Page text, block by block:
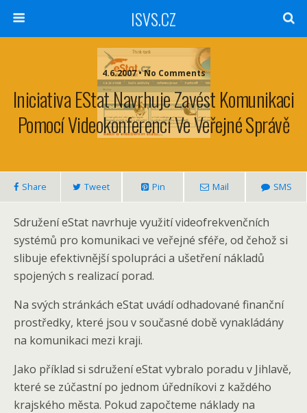
ISVS.CZ
4.6.2007 • No Comments
Iniciativa EStat Navrhuje Zavést Komunikaci
Pomocí Videokonferencí Ve Veřejné Správě
Share Tweet Pin Mail SMS
Sdružení eStat navrhuje využití videofrekvenčních
systémů pro komunikaci ve veřejné sféře, od čehož si
slibuje efektivnější spolupráci a ušetření nákladů
spojených s realizací porad.
Na svých stránkách eStat uvádí odhadované finanční
prostředky, které jsou v současné době vynakládány
na komunikaci mezi kraji.
Jako příklad si sdružení eStat vybralo poradu v Jihlavě,
které se zúčastní po jednom úředníkovi z každého
krajského města. Pokud započteme náklady na